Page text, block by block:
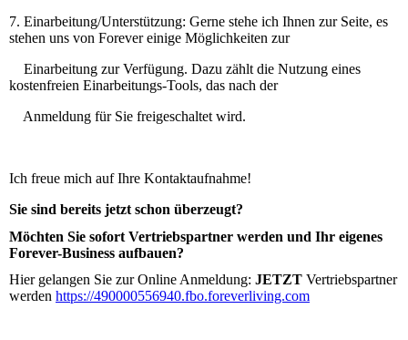
7. Einarbeitung/Unterstützung: Gerne stehe ich Ihnen zur Seite, es
stehen uns von Forever einige Möglichkeiten zur
Einarbeitung zur Verfügung. Dazu zählt die Nutzung eines
kostenfreien Einarbeitungs-Tools, das nach der
Anmeldung für Sie freigeschaltet wird.
Ich freue mich auf Ihre Kontaktaufnahme!
Sie sind bereits jetzt schon überzeugt?
Möchten Sie sofort Vertriebspartner werden und Ihr eigenes
Forever-Business aufbauen?
Hier gelangen Sie zur Online Anmeldung: JETZT Vertriebspartner
werden https://490000556940.fbo.foreverliving.com